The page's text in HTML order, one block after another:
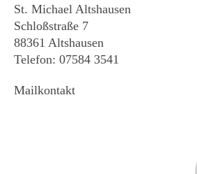
St. Michael Altshausen
Schloßstraße 7
88361 Altshausen
Telefon: 07584 3541
Mailkontakt